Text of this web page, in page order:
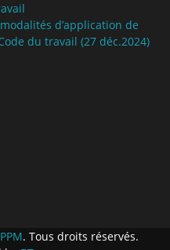
d’application de
du travail (27 déc.2024)
. Tous droits réservés.